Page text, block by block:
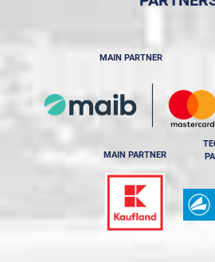
MAIN PARTNER
MAIN PARTNER